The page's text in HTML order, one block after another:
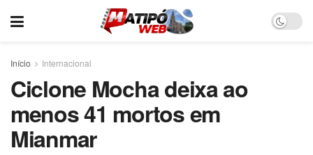
Início Internacional
Ciclone Mocha deixa ao
menos 41 mortos em
Mianmar